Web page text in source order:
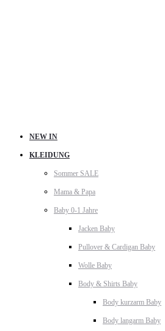
NEW IN
KLEIDUNG
Sommer SALE
Mama & Papa
Baby 0-1 Jahre
Jacken Baby
Pullover & Cardigan Baby
Wolle Baby
Body & Shirts Baby
Body kurzarm Baby
Body langarm Baby